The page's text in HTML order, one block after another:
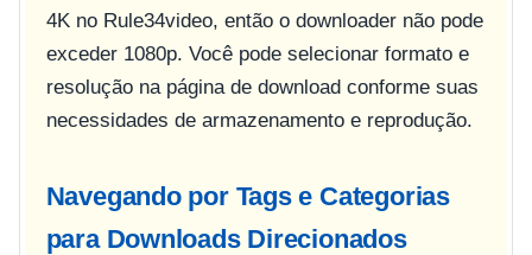
4K no Rule34video, então o downloader não pode
exceder 1080p. Você pode selecionar formato e
resolução na página de download conforme suas
necessidades de armazenamento e reprodução.
Navegando por Tags e Categorias
para Downloads Direcionados